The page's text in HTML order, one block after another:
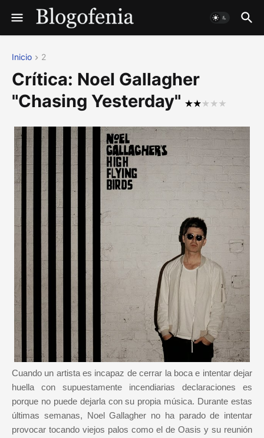
Inicio 2
Crítica: Noel Gallagher
"Chasing Yesterday"
Cuando un artista es incapaz de cerrar la boca e intentar dejar
huella con supuestamente incendiarias declaraciones es
porque no puede dejarla con su propia música. Durante estas
últimas semanas, Noel Gallagher no ha parado de intentar
provocar tocando viejos palos como el de Oasis y su reunión